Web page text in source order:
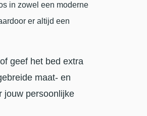
in zowel een moderne
er altijd een
geef het bed extra
maat- en
jouw persoonlijke